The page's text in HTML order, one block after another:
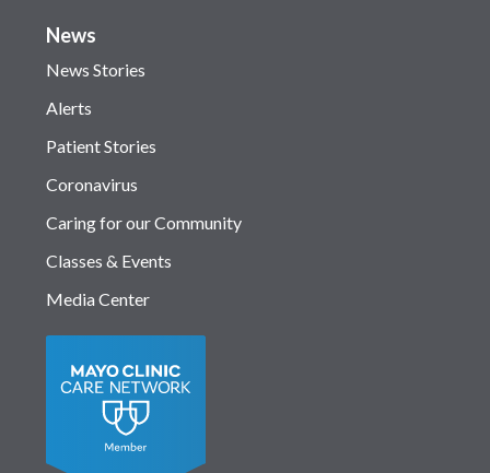
News
News Stories
Alerts
Patient Stories
Coronavirus
Caring for our Community
Classes & Events
Media Center